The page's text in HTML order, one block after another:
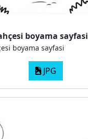
boyama sayfasi
boyama sayfasi
JPG